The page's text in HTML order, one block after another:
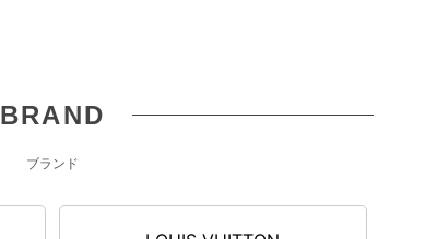
BRAND
ブランド